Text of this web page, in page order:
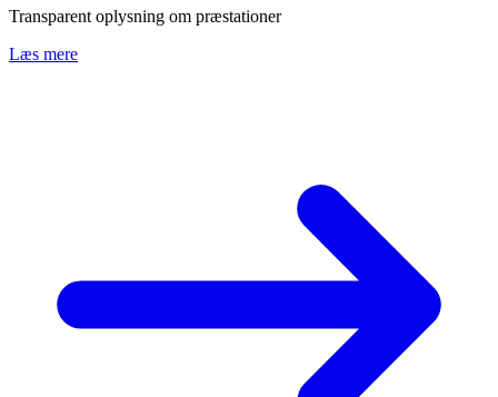
Transparent oplysning om præstationer
Læs mere